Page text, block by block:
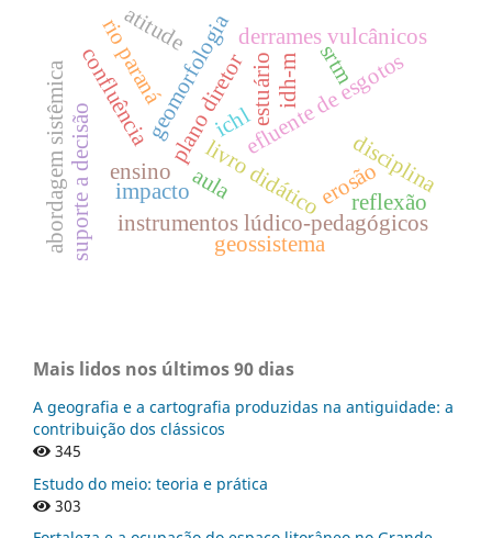
geomorfologia
ensino livro didático
instrumentos lúdico-pedagógicos
efluente de esgotos
estuário
suporte a decisão erosão
srtm
confluência
rio paraná
impacto
derrames vulcânicos
abordagem sistêmica geossistema
plano diretor disciplina
aula reflexão
atitude
ichl
idh-m
Mais lidos nos últimos 90 dias
A geografia e a cartografia produzidas na antiguidade: a
contribuição dos clássicos
345
Estudo do meio: teoria e prática
303